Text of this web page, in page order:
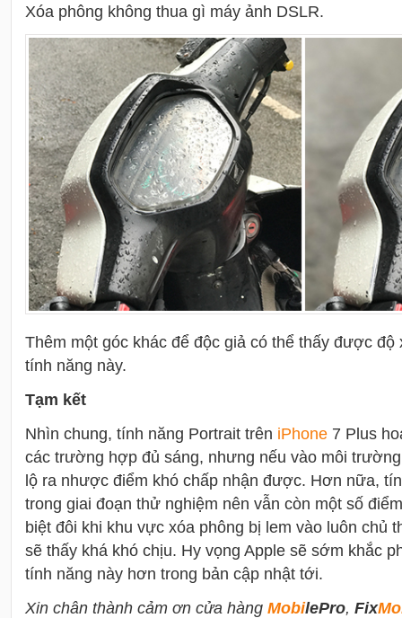
Xóa phông không thua gì máy ảnh DSLR.
Thêm một góc khác để độc giả có thể thấy được độ
tính năng này.
Tạm kết
Nhìn chung, tính năng Portrait trên iPhone 7 Plus
các trường hợp đủ sáng, nhưng nếu vào môi
lộ ra nhược điểm khó chấp nhận được. Hơn nữa,
trong giai đoạn thử nghiệm nên vẫn còn một số
biệt đôi khi khu vực xóa phông bị lem vào luôn chủ
sẽ thấy khá khó chịu. Hy vọng Apple sẽ sớm khắc
tính năng này hơn trong bản cập nhật tới.
Xin chân thành cảm ơn cửa hàng MobilePro, Fix